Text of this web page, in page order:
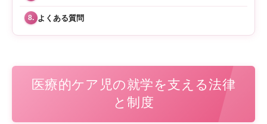
8. よくある質問
医療的ケア児の就学を支える法律
と制度